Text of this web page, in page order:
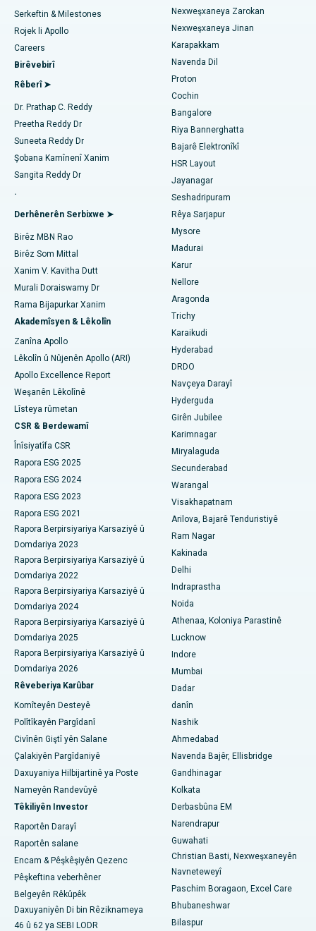
Urolog bibîne
Diyabetolog bibîne
Jinekolog Bibîne
Bijîşkê Giştî Bibîne
Psîkolog Bibîne
Cerrahê Giştî Bibîne
Nexweşxaneya herî baş li Kotturpuram, Chennai
Nexweşxaneya çêtirîn li Kovai Road, Karur
Nexweşxaneya herî baş li Karapakkam, Chennai
Nexweşxaneya herî baş li Arilova, Vizag
Nexweşxaneya herî baş li Kanpur Road, Lucknow
Nexweşxaneya herî baş li Sektora-26, Noida
Nexweşxaneya herî baş li Gandhinagar, Ahmedabad
Nexweşxaneya herî baş li Bannerghatta Road, Bangalore
Nexweşxaneya herî baş li Yekîneya-15, Bhubaneswar
Nexweşxaneya herî baş li Seepat Road, Bilaspur
Nexweşxaneya herî baş li Ellisbridge, Ahmedabad
Nexweşxaneya herî baş li New Delhiyê
Nexweşxaneya herî baş li DRDO, Hyderabad
Nexweşxaneya herî baş li GS Road, Guwahati
Nexweşxaneya herî baş li Hyderguda, Hyderabad
Nexweşxaneya herî baş li Vijay Nagar, Indore
Nexweşxaneya herî baş li Suryaraopeta Main Road, Kakinada
Nexweşxaneya herî baş li Rêya Circular a Canal, Kolkata
Nexweşxaneya herî baş li CBD Belapur, Navi Mumbai
Nexweşxaneya herî baş li Panchavati, Nashik
Nexweşxaneya herî baş li secunderabad, Hyderabad
Nexweşxaneya çêtirîn li Seshadripuram, Bangalore
Nexweşxaneya herî baş li Waltair Main Road, Visakhapatnam
Nexweşxaneya çêtirîn li Subhash Nagar Road, Karimnagar
Nexweşxaneya herî baş li Arepally, Warangal
Nexweşxaneya herî baş li Arera Colony, Bhopal
Nexweşxaneya herî baş li KK Nagar, Madurai
Nexweşxaneya çêtirîn li Ramji Nagar, Nellore
Nexweşxaneya çêtirîn li Sektora-19, Rourkela
Nexweşxaneya herî baş li Swargate, Pune
Angiogram Coronary
Veguheztina Valveya Aortê ya Transkateterê
Çakkirina Vana MitraClip
Ablation kateter
Surgery Veavakirina ACL
Veguhestina erikê Berepaş
Ablation endometrial
Embolîzasyona Artery Uterine
Ovarian Cystectomy
Emeliyata Penceşêrê Sîngê
Brachytherapy
Polypotomy
Stîlasyona Mejî ya Kûr
Biopsiya gurçikê
Parathyroidectomy
Surgery Cytoreductive
Guhertina Tevahî ya Çokê ya Seramîk
ERCP
Serkeftin & Milestones
Rojek li Apollo
Careers
Birêvebirî
Rêberî ➤
Dr. Prathap C. Reddy
Preetha Reddy Dr
Suneeta Reddy Dr
Şobana Kamînenî Xanim
Sangita Reddy Dr
.
Derhênerên Serbixwe ➤
Birêz MBN Rao
Birêz Som Mittal
Xanim V. Kavitha Dutt
Murali Doraiswamy Dr
Rama Bijapurkar Xanim
Akademîsyen & Lêkolîn
Zanîna Apollo
Lêkolîn û Nûjenên Apollo (ARI)
Apollo Excellence Report
Weşanên Lêkolînê
Lîsteya rûmetan
CSR & Berdewamî
Înîsiyatîfa CSR
Rapora ESG 2025
Rapora ESG 2024
Rapora ESG 2023
Rapora ESG 2021
Rapora Berpirsiyariya Karsaziyê û
Domdariya 2023
Rapora Berpirsiyariya Karsaziyê û
Domdariya 2022
Rapora Berpirsiyariya Karsaziyê û
Domdariya 2024
Rapora Berpirsiyariya Karsaziyê û
Domdariya 2025
Rapora Berpirsiyariya Karsaziyê û
Domdariya 2026
Rêveberiya Karûbar
Komîteyên Desteyê
Polîtîkayên Pargîdanî
Civînên Giştî yên Salane
Çalakiyên Pargîdaniyê
Daxuyaniya Hilbijartinê ya Poste
Nameyên Randevûyê
Têkiliyên Investor
Raportên Darayî
Raportên salane
Encam & Pêşkêşiyên Qezenc
Pêşkeftina veberhêner
Belgeyên Rêkûpêk
Daxuyaniyên Di bin Rêziknameya
46 û 62 ya SEBI LODR
Nexweşxaneya Zarokan
Nexweşxaneya Jinan
Karapakkam
Navenda Dil
Proton
Cochin
Bangalore
Riya Bannerghatta
Bajarê Elektronîkî
HSR Layout
Jayanagar
Seshadripuram
Rêya Sarjapur
Mysore
Madurai
Karur
Nellore
Aragonda
Trichy
Karaikudi
Hyderabad
DRDO
Navçeya Darayî
Hyderguda
Girên Jubilee
Karimnagar
Miryalaguda
Secunderabad
Warangal
Visakhapatnam
Arilova, Bajarê Tenduristiyê
Ram Nagar
Kakinada
Delhi
Indraprastha
Noida
Athenaa, Koloniya Parastinê
Lucknow
Indore
Mumbai
Dadar
danîn
Nashik
Ahmedabad
Navenda Bajêr, Ellisbridge
Gandhinagar
Kolkata
Derbasbûna EM
Narendrapur
Guwahati
Christian Basti, Nexweşxaneyên
Navneteweyî
Paschim Boragaon, Excel Care
Bhubaneshwar
Bilaspur